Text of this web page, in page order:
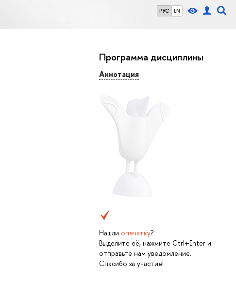
РУС EN
Программа дисциплины
Аннотация
Нашли опечатку?
Выделите её, нажмите Ctrl+Enter и
отправьте нам уведомление.
Спасибо за участие!